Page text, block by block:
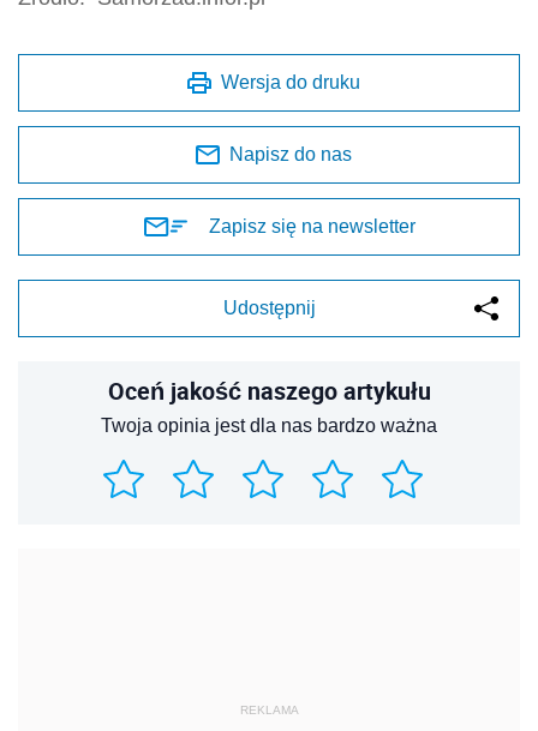
Wersja do druku
Napisz do nas
Zapisz się na newsletter
Udostępnij
Oceń jakość naszego artykułu
Twoja opinia jest dla nas bardzo ważna
REKLAMA